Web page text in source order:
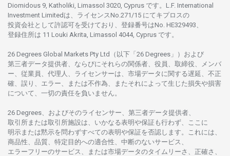
Diomidous 9, Katholiki, Limassol 3020, Cyprus です。L.F. International
Investment Limitedは、 ライセンスNo.271/15 にてキプロスの
投資会社として許認可を受けており、 登録番号はNo. HE329493、
登録住所は 11 Louki Akrita, Limassol 4044, Cyprus です。
26 Degrees Global Markets Pty Ltd（以下「26 Degrees」） および
第三者データ提供者、ならびにそれらの関係者、役員、取締役、メンバ
ー、従業員、代理人、ライセンサーは、 市場データに関する遅延、不正
確、誤り、エラー、
または不作為、 またそれに よって生じた損失や損害
について、 一切の責任を負いません。
26 Degrees、 およびそのライセンサー、 第三者データ提供者、
取引所または取引所施設は、いかなる表明や保証も行わず、
ここに
明示または黙示を問わずすべての表明や保証を否認し ます。
これには、
商品性、品質、 特定目的への適合性、 中断のないサービス、
エラーフリーのサービス、 または市場データのタイムリーさ、正確さ、